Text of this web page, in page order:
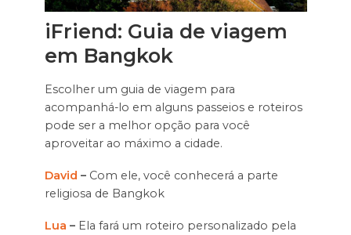
iFriend: Guia de viagem
em Bangkok
Escolher um guia de viagem para
acompanhá-lo em alguns passeios e roteiros
pode ser a melhor opção para você
aproveitar ao máximo a cidade.
David – Com ele, você conhecerá a parte
religiosa de Bangkok
Lua – Ela fará um roteiro personalizado pela